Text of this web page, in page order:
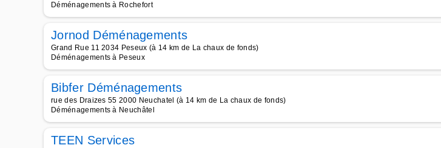
Déménagements à Rochefort
Jornod Déménagements
Grand Rue 11 2034 Peseux (à 14 km de La chaux de fonds)
Déménagements à Peseux
Bibfer Déménagements
rue des Draizes 55 2000 Neuchatel (à 14 km de La chaux de fonds)
Déménagements à Neuchâtel
TEEN Services